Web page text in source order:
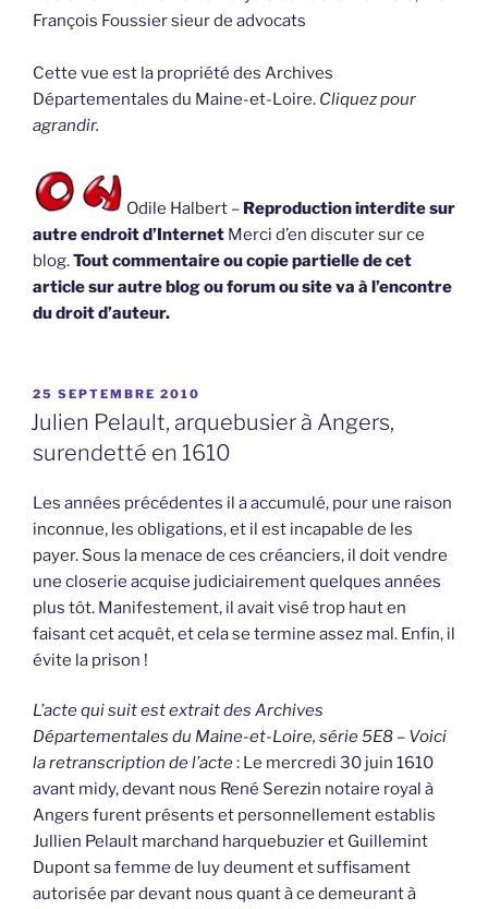
François Foussier sieur de advocats
Cette vue est la propriété des Archives
Départementales du Maine-et-Loire. Cliquez pour
agrandir.
Odile Halbert – Reproduction interdite sur
autre endroit d’Internet Merci d’en discuter sur ce
blog.Tout commentaire ou copie partielle de cet
article sur autre blog ou forum ou site va à l’encontre
du droit d’auteur.
PUBLIÉ
LE
25 SEPTEMBRE 2010
Julien Pelault, arquebusier à Angers,
surendetté en 1610
Les années précédentes il a accumulé, pour une raison
inconnue, les obligations, et il est incapable de les
payer. Sous la menace de ces créanciers, il doit vendre
une closerie acquise judiciairement quelques années
plus tôt. Manifestement, il avait visé trop haut en
faisant cet acquêt, et cela se termine assez mal. Enfin, il
évite la prison !
L’acte qui suit est extrait des Archives
Départementales du Maine-et-Loire, série 5E8 – Voici
la retranscription de l’acte: Le mercredi 30 juin 1610
avant midy, devant nous René Serezin notaire royal à
Angers furent présents et personnellement establis
Jullien Pelault marchand harquebuzier et Guillemint
Dupont sa femme de luy deument et suffisament
autorisée par devant nous quant à ce demeurant à